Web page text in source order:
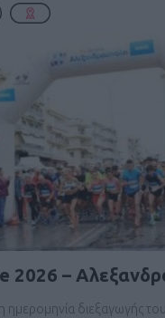
2026 –
ημερομηνία διεξαγωγής